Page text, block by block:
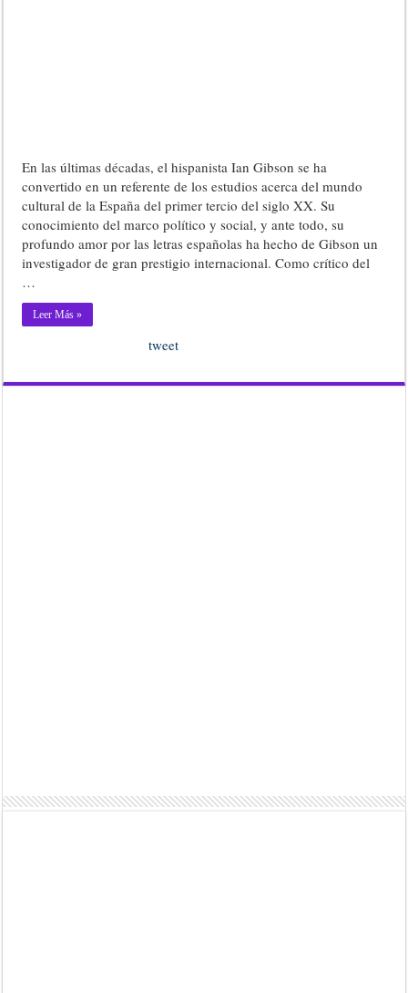
En las últimas décadas, el hispanista Ian Gibson se ha
convertido en un referente de los estudios acerca del mundo
cultural de la España del primer tercio del siglo XX. Su
conocimiento del marco político y social, y ante todo, su
profundo amor por las letras españolas ha hecho de Gibson un
investigador de gran prestigio internacional. Como crítico del
…
Leer Más »
tweet